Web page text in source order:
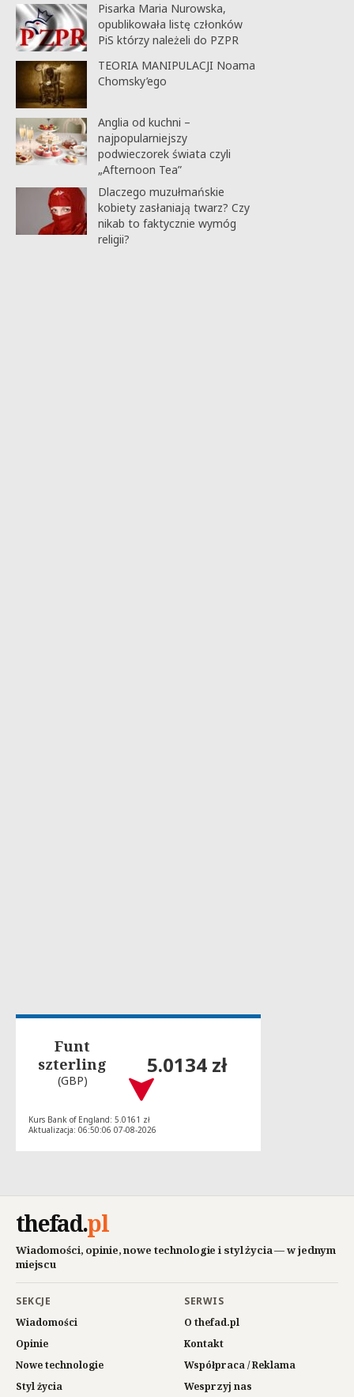
Pisarka Maria Nurowska,
opublikowała listę członków
PiS którzy należeli do PZPR
TEORIA MANIPULACJI Noama
Chomsky’ego
Anglia od kuchni –
najpopularniejszy
podwieczorek świata czyli
„Afternoon Tea”
Dlaczego muzułmańskie
kobiety zasłaniają twarz? Czy
nikab to faktycznie wymóg
religii?
Funt
szterling
(GBP)
5.0134 zł
Kurs Bank of England: 5.0161 zł
Aktualizacja: 06:50:06 07-08-2026
thefad.pl
Wiadomości, opinie, nowe technologie i styl życia — w jednym
miejscu
SEKCJE
Wiadomości
Opinie
Nowe technologie
Styl życia
SERWIS
O thefad.pl
Kontakt
Współpraca / Reklama
Wesprzyj nas